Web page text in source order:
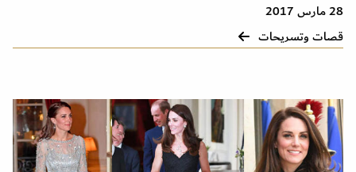
28 مارس 2017
قصات وتسريحات